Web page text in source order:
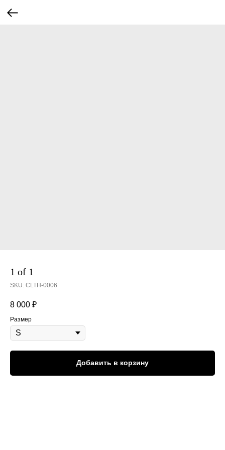
1 of 1
SKU: CLTH-0006
8 000 ₽
Размер
Добавить в корзину